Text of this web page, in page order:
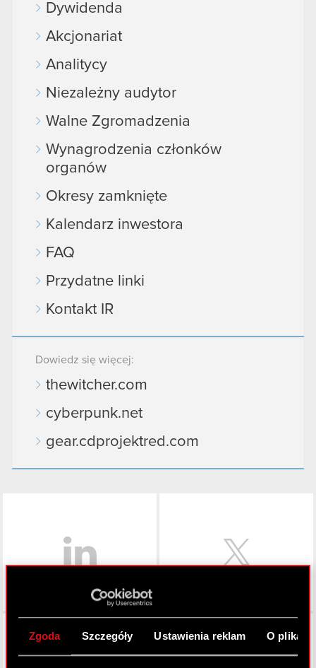
Zgoda Szczegóły Ustawienia reklam O
Dywidenda
Akcjonariat
Analitycy
Niezależny audytor
Walne Zgromadzenia
Wynagrodzenia członków
organów
Okresy zamknięte
Kalendarz inwestora
FAQ
Przydatne linki
Kontakt IR
Dowiedz się więcej:
thewitcher.com
cyberpunk.net
gear.cdprojektred.com